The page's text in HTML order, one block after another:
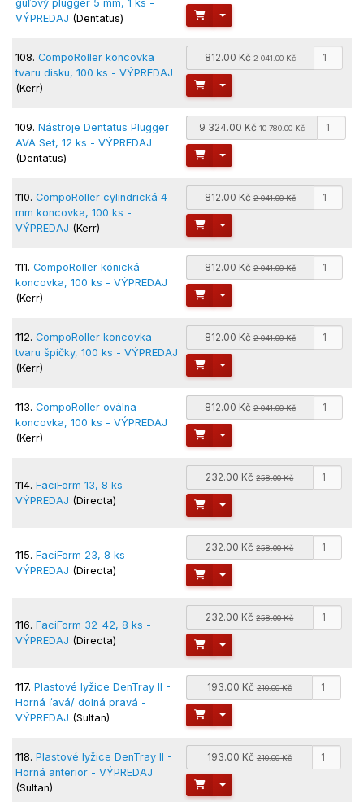
guľový plugger 5 mm, 1 ks -
VÝPREDAJ (Dentatus) Toggle Dropdown
108. CompoRoller koncovka
tvaru disku, 100 ks - VÝPREDAJ
(Kerr)
812.00 Kč2 041.00 Kč
Toggle Dropdown
109. Nástroje Dentatus Plugger
AVA Set, 12 ks - VÝPREDAJ
(Dentatus)
9 324.00 Kč10 780.00 Kč
Toggle Dropdown
110. CompoRoller cylindrická 4
mm koncovka, 100 ks -
VÝPREDAJ (Kerr)
812.00 Kč2 041.00 Kč
Toggle Dropdown
111. CompoRoller kónická
koncovka, 100 ks - VÝPREDAJ
(Kerr)
812.00 Kč2 041.00 Kč
Toggle Dropdown
112. CompoRoller koncovka
tvaru špičky, 100 ks - VÝPREDAJ
(Kerr)
812.00 Kč2 041.00 Kč
Toggle Dropdown
113. CompoRoller oválna
koncovka, 100 ks - VÝPREDAJ
(Kerr)
812.00 Kč2 041.00 Kč
Toggle Dropdown
114. FaciForm 13, 8 ks -
VÝPREDAJ (Directa)
232.00 Kč258.00 Kč
Toggle Dropdown
115. FaciForm 23, 8 ks -
VÝPREDAJ (Directa)
232.00 Kč258.00 Kč
Toggle Dropdown
116. FaciForm 32-42, 8 ks -
VÝPREDAJ (Directa)
232.00 Kč258.00 Kč
Toggle Dropdown
117. Plastové lyžice DenTray II -
Horná ľavá/ dolná pravá -
VÝPREDAJ (Sultan)
193.00 Kč210.00 Kč
Toggle Dropdown
118. Plastové lyžice DenTray II -
Horná anterior - VÝPREDAJ
(Sultan)
193.00 Kč210.00 Kč
Toggle Dropdown